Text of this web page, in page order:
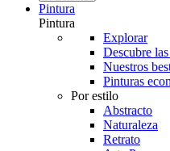
Pintura
Pintura
Explorar
Descubre
Nuestros
Pinturas
Por estilo
Abstracto
Naturaleza
Retrato